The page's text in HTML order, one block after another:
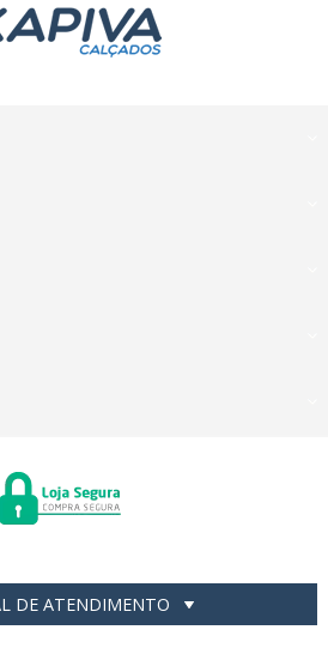
DE ATENDIMENTO